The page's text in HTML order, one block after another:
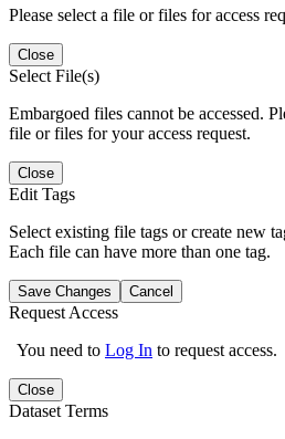
Please select a file or files for access
Close
Select File(s)
Embargoed files cannot be accessed.
file or files for your access request.
Close
Edit Tags
Select existing file tags or create new
Each file can have more than one tag.
Save Changes Cancel
Request Access
You need to Log In to request access.
Close
Dataset Terms